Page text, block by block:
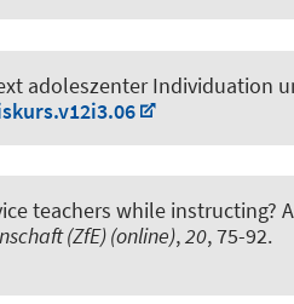
adoleszenter Individuation
teachers while instructing?
(ZfE) (online),20, 75-92.